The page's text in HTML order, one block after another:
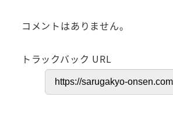
コメントはありません。
トラックバック URL